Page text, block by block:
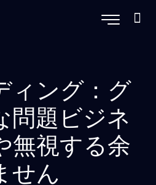
ィング：グ
問題ビジネ
無視する余
せん